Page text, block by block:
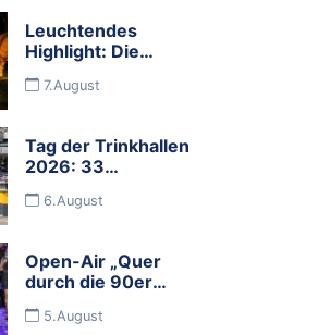
Leuchtendes
Highlight: Die
zurück
7.August
Tag der Trinkhallen
2026: 33
und viele
feiern die
Budenkultur im
Ruhrgebiet
6.August
Open-Air „Quer
durch die 90er
Rock Orchester
5.August